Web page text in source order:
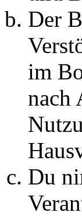
Der
im
nach
Du